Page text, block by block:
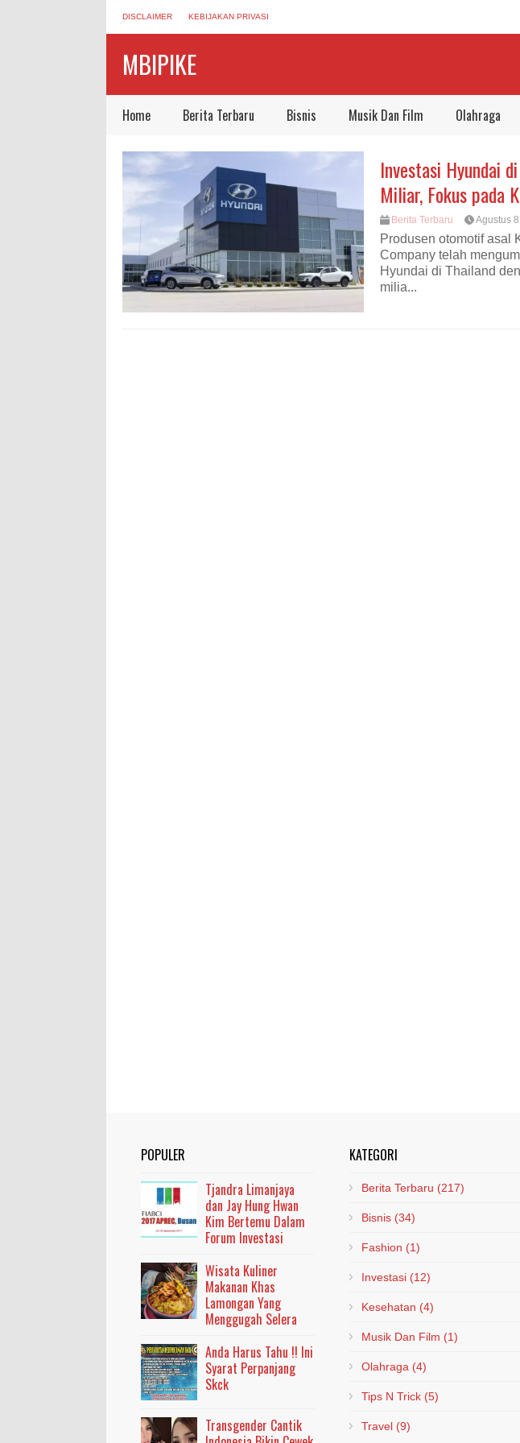
DISCLAIMER KEBIJAKAN PRIVASI
MBIPIKE
Home Berita Terbaru Bisnis Musik Dan Film Olahraga
Investasi Hyundai
Miliar, Fokus pada
Berita Terbaru Agustus
Produsen otomotif asal
Company telah
Hyundai di Thailand
milia...
POPULER
Tjandra Limanjaya
dan Jay Hung Hwan
Kim Bertemu Dalam
Forum Investasi
Wisata Kuliner
Makanan Khas
Lamongan Yang
Menggugah Selera
Anda Harus Tahu !! Ini
Syarat Perpanjang
Skck
Transgender Cantik
KATEGORI
Berita Terbaru (217)
Bisnis (34)
Fashion (1)
Investasi (12)
Kesehatan (4)
Musik Dan Film (1)
Olahraga (4)
Tips N Trick (5)
Travel (9)